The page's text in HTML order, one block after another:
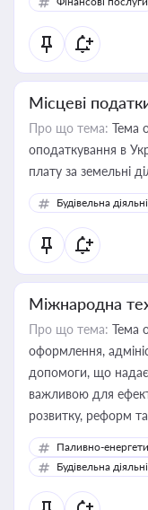
Місцеві
Про що тема: Тема
оподаткування в
Будівельна
Міжнародна
Про що тема: Тема
оформлення,
допомоги, що
важливою для
розвитку, реформ
Паливно-
Будівельна